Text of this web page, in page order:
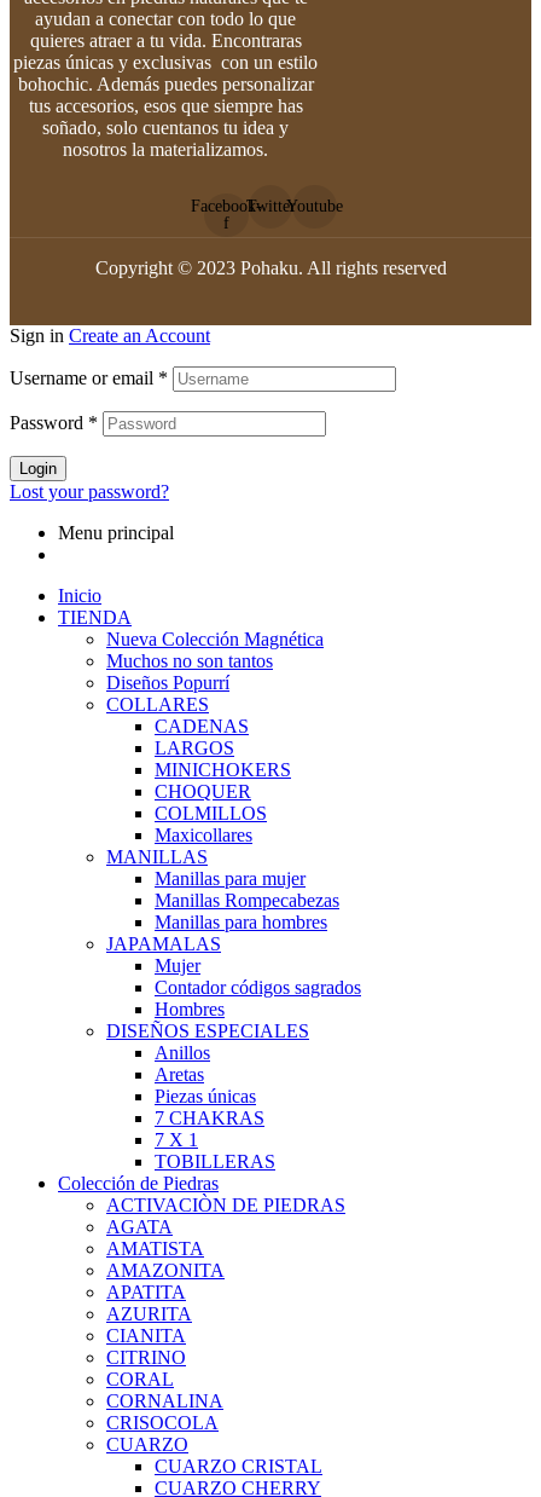
ayudan a conectar con todo lo que
quieres atraer a tu vida. Encontraras
piezas únicas y exclusivas con un estilo
bohochic. Además puedes personalizar
tus accesorios, esos que siempre has
soñado, solo cuentanos tu idea y
nosotros la materializamos.
Facebook-
f
TwitterYoutube
Copyright © 2023 Pohaku. All rights reserved
Sign in Create an Account
Username or email *
Password *
Login
Lost your password?
Menu principal
Inicio
TIENDA
Nueva Colección Magnética
Muchos no son tantos
Diseños Popurrí
COLLARES
CADENAS
LARGOS
MINICHOKERS
CHOQUER
COLMILLOS
Maxicollares
MANILLAS
Manillas para mujer
Manillas Rompecabezas
Manillas para hombres
JAPAMALAS
Mujer
Contador códigos sagrados
Hombres
DISEÑOS ESPECIALES
Anillos
Aretas
Piezas únicas
7 CHAKRAS
7 X 1
TOBILLERAS
Colección de Piedras
ACTIVACIÒN DE PIEDRAS
AGATA
AMATISTA
AMAZONITA
APATITA
AZURITA
CIANITA
CITRINO
CORAL
CORNALINA
CRISOCOLA
CUARZO
CUARZO CRISTAL
CUARZO CHERRY